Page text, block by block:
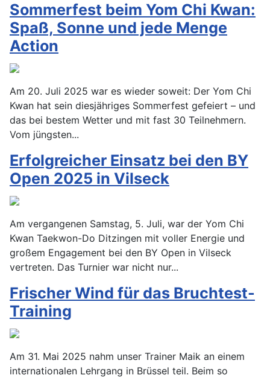
Sommerfest beim Yom Chi Kwan:
Spaß, Sonne und jede Menge
Action
Am 20. Juli 2025 war es wieder soweit: Der Yom Chi
Kwan hat sein diesjähriges Sommerfest gefeiert – und
das bei bestem Wetter und mit fast 30 Teilnehmern.
Vom jüngsten...
Erfolgreicher Einsatz bei den BY
Open 2025 in Vilseck
Am vergangenen Samstag, 5. Juli, war der Yom Chi
Kwan Taekwon-Do Ditzingen mit voller Energie und
großem Engagement bei den BY Open in Vilseck
vertreten. Das Turnier war nicht nur...
Frischer Wind für das Bruchtest-
Training
Am 31. Mai 2025 nahm unser Trainer Maik an einem
internationalen Lehrgang in Brüssel teil. Beim so